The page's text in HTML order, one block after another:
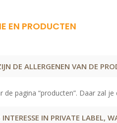
EN PRODUCTEN
DE ALLERGENEN VAN DE
de pagina “producten”. Daar zal
INTERESSE IN PRIVATE LABEL,